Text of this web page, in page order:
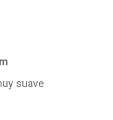
suave